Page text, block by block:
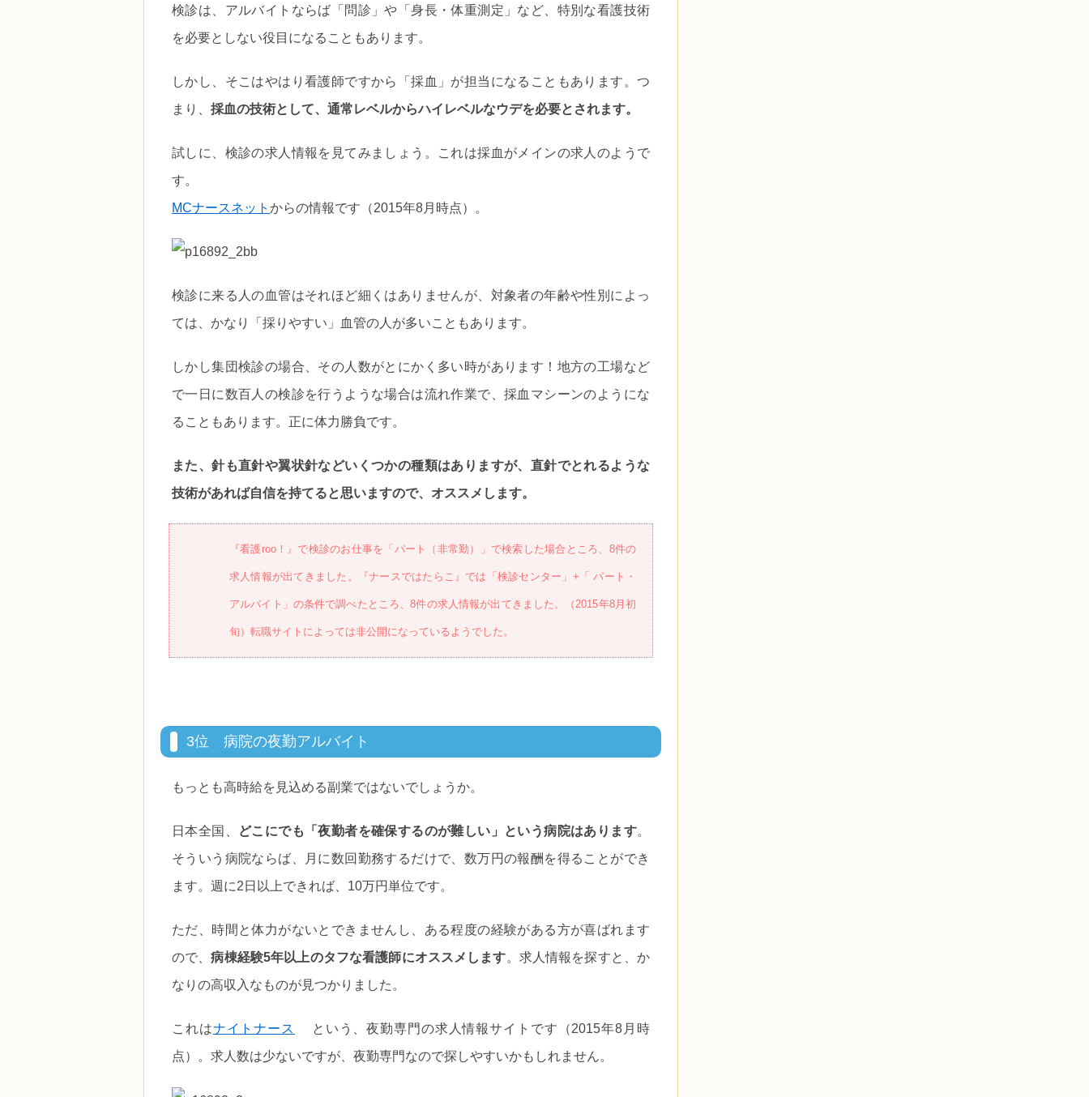
検診は、アルバイトならば「問診」や「身長・体重測定」など、特別な看護技術
を必要としない役目になることもあります。
しかし、そこはやはり看護師ですから「採血」が担当になることもあります。つ
まり、 採血の技術として、通常レベルからハイレベルなウデを必要とされます。
試しに、検診の求人情報を見てみましょう。これは採血がメインの求人のようで
す。
MCナースネット からの情報です（2015年8月時点）。
検診に来る人の血管はそれほど細くはありませんが、対象者の年齢や性別によっ
ては、かなり「採りやすい」血管の人が多いこともあります。
しかし集団検診の場合、その人数がとにかく多い時があります！地方の工場など
で一日に数百人の検診を行うような場合は流れ作業で、採血マシーンのようにな
ることもあります。正に体力勝負です。
また、針も直針や翼状針などいくつかの種類はありますが、直針でとれるような
技術があれば自信を持てると思いますので、オススメします。
『看護roo！』で検診のお仕事を「パート（非常勤）」で検索した場合ところ、8件の
求人情報が出てきました。『ナースではたらこ』では「検診センター」+「 パート・
アルバイト」の条件で調べたところ、8件の求人情報が出てきました。（2015年8月初
旬）転職サイトによっては非公開になっているようでした。
3位 病院の夜勤アルバイト
もっとも高時給を見込める副業ではないでしょうか。
日本全国、 どこにでも「夜勤者を確保するのが難しい」という病院はあります。
そういう病院ならば、月に数回勤務するだけで、数万円の報酬を得ることができ
ます。週に2日以上できれば、10万円単位です。
ただ、時間と体力がないとできませんし、ある程度の経験がある方が喜ばれます
ので、病棟経験5年以上のタフな看護師にオススメします。求人情報を探すと、か
なりの高収入なものが見つかりました。
これはナイトナース
という、夜勤専門の求人情報サイトです（2015年8月時
点）。求人数は少ないですが、夜勤専門なので探しやすいかもしれません。